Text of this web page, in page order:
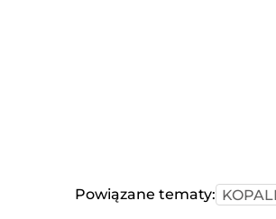
Powiązane tematy: